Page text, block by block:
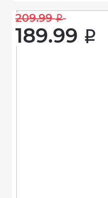
209.99 i
189.99 i